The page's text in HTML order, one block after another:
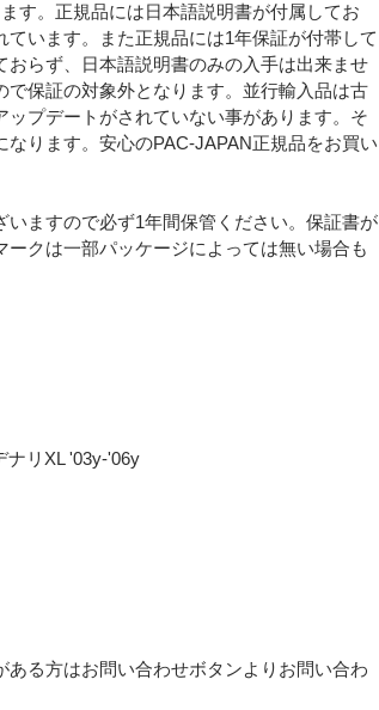
す。正規品には日本語説明書が付属してお
います。また正規品には1年保証が付帯して
らず、日本語説明書のみの入手は出来ませ
保証の対象外となります。並行輸入品は古
プデートがされていない事があります。そ
ります。安心のPAC-JAPAN正規品をお買い
ますので必ず1年間保管ください。保証書が
クは一部パッケージによっては無い場合も
ナリXL '03y-'06y
る方はお問い合わせボタンよりお問い合わ